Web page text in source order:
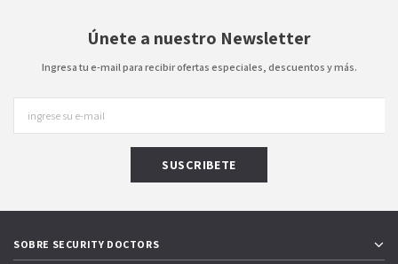
Únete a nuestro Newsletter
Ingresa tu e-mail para recibir ofertas especiales, descuentos y más.
SOBRE SECURITY DOCTORS